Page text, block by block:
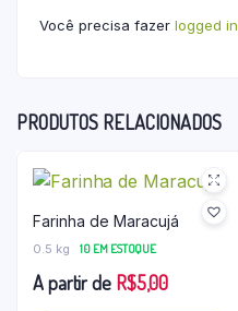
Você precisa fazer logged in
PRODUTOS RELACIONADOS
Farinha de Maracujá
0.5 kg 10 EM ESTOQUE
A partir de R$5,00